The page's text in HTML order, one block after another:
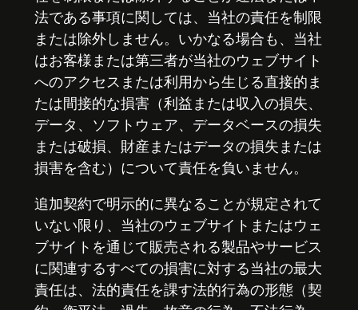
法である事項に関しては、当社の責任を制限
または除外しません。いかなる場合も、当社
はお客様または第三者が当社のウェブサイト
へのアクセスまたは利用から生じる直接的ま
たは間接的な損害（利益または収入の損失、
データ、ソフトウェア、データベースの損失
または破損、財産またはデータの損失または
損害を含む）について責任を負いません。
追加契約で明示的に異なることが規定されて
いない限り、当社のウェブサイトまたはウェ
ブサイトを通じて販売される製品やサービス
に関連するすべての損害に対する当社の最大
責任は、法的責任を課す法的行為の形態（契